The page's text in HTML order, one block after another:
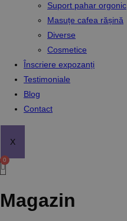
Suport pahar orgonic
Masuțe cafea rășină
Diverse
Cosmetice
Înscriere expozanți
Testimoniale
Blog
Contact
X
Magazin